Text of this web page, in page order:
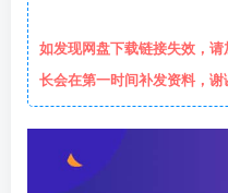
如发现网盘下载链接失效，
长会在第一时间补发资料，谢